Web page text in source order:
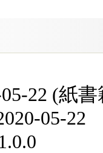
22 (紙書
05-22